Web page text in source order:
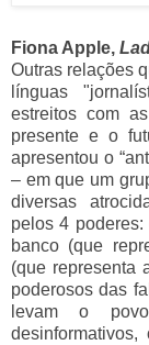
Fiona Apple,
Outras relações
línguas
estreitos com
presente e o
apresentou o
– em que um
diversas
pelos 4
banco (que
(que representa
poderosos das
levam o